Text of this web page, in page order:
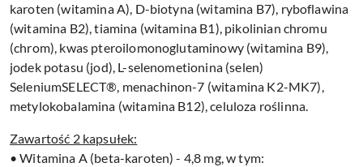
karoten (witamina A), D-biotyna (witamina B7), ryboflawina
(witamina B2), tiamina (witamina B1), pikolinian chromu
(chrom), kwas pteroilomonoglutaminowy (witamina B9),
jodek potasu (jod), L-selenometionina (selen)
SeleniumSELECT®, menachinon-7 (witamina K2-MK7),
metylokobalamina (witamina B12), celuloza roślinna.
Zawartość 2 kapsułek:
• Witamina A (beta-karoten) - 4,8 mg, w tym: